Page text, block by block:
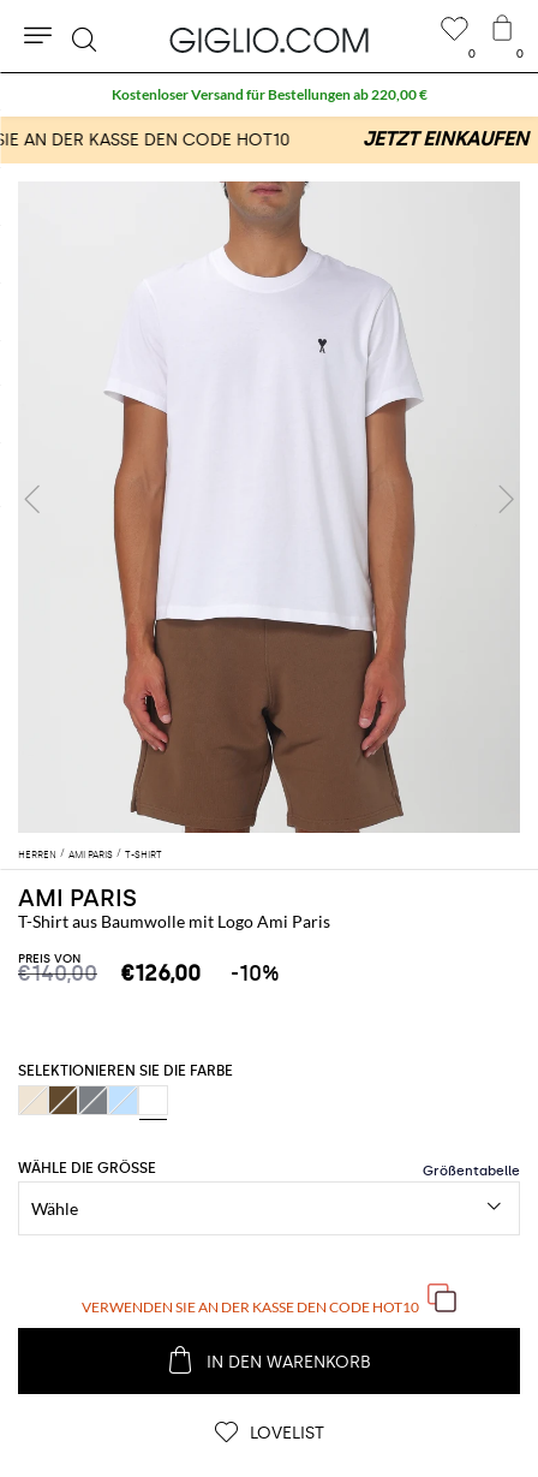
HERREN AMI PARIS T-SHIRT
AMI PARIS
T-Shirt aus Baumwolle mit Logo Ami Paris
PREIS VON
€140,00 €126,00 -10%
SELEKTIONIEREN SIE DIE FARBE
WÄHLE DIE GRÖSSE
VERWENDEN SIE AN DER KASSE DEN CODE HOT10
IN DEN WARENKORB
LOVELIST
0 0
Suche
Kostenloser Versand für Bestellungen ab 220,00 €